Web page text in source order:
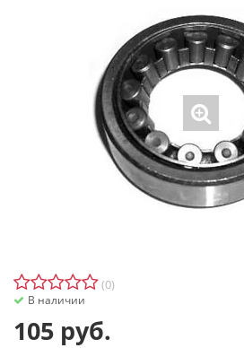
(0)
В наличии
105 руб.